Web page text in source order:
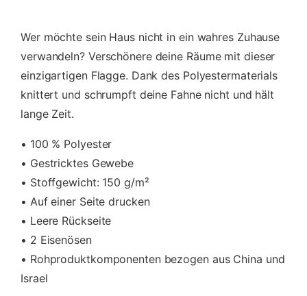
Wer möchte sein Haus nicht in ein wahres Zuhause
verwandeln? Verschönere deine Räume mit dieser
einzigartigen Flagge. Dank des Polyestermaterials
knittert und schrumpft deine Fahne nicht und hält
lange Zeit.
• 100 % Polyester
• Gestricktes Gewebe
• Stoffgewicht: 150 g/m²
• Auf einer Seite drucken
• Leere Rückseite
• 2 Eisenösen
• Rohproduktkomponenten bezogen aus China und
Israel